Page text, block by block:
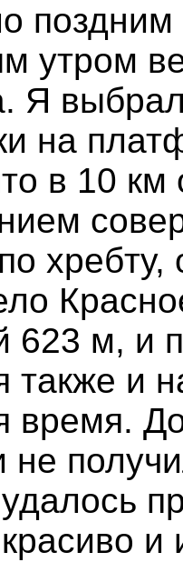
поздним
утром
Я
на
в 10 км
по
623 м, и
также и
время.
не
и